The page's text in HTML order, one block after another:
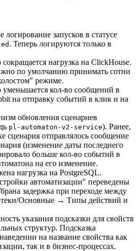
логирование запусков в статусе
. Теперь логируются только в
нагрузка на ClickHouse.
по умолчанию принимать сотни
режиме.
уменьшается кол-во сообщений в
на отправку событий в клик и на
обновления сценариев
pl-automaton-v2-service). Ранее,
сценария отправлялось сообщение
(изменение даты последнего
больше кол-во событий в
на его изменение.
нагрузка на PostgreSQL.
автоматизации" переведены
задержка при переходе между
Основные → Типы действий и
указания подсказки для свойств
структур. Подсказка
на название свойства как
так и в бизнес-процессах.